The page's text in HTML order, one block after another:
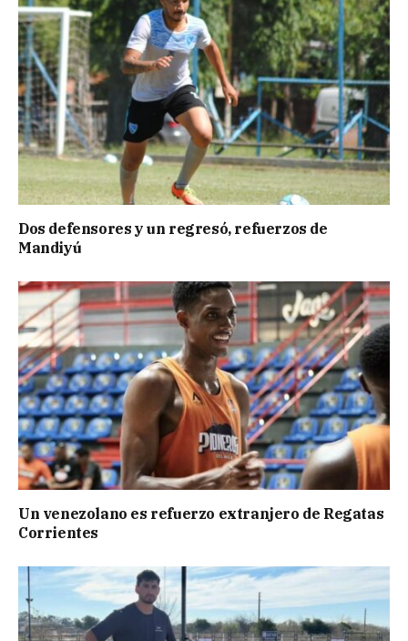
Dos defensores y un regresó, refuerzos de
Mandiyú
Un venezolano es refuerzo extranjero de Regatas
Corrientes